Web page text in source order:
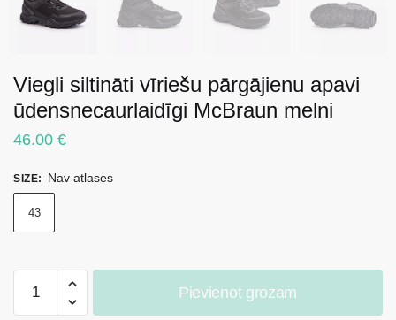
Viegli siltināti vīriešu pārgājienu apavi
ūdensnecaurlaidīgi McBraun melni
46.00 €
SIZE: Nav atlases
43
siltināti
Pievienot grozam